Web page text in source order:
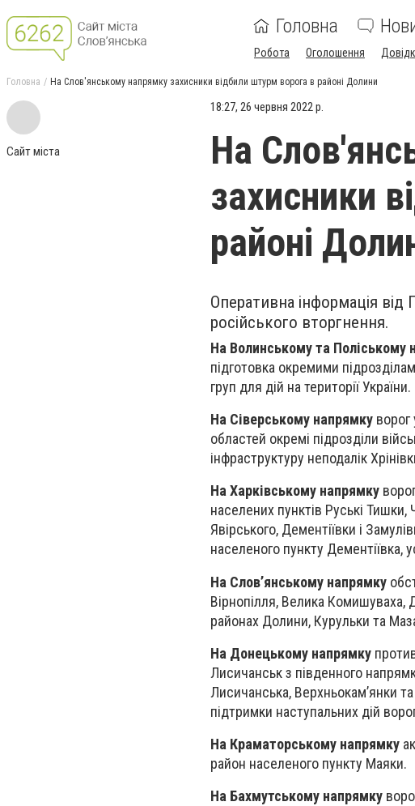
Головна
Робота Оголошення
Головна На Слов'янському напрямку захисники відбили штурм ворога в районі Долини
Сайт міста
18:27, 26 червня 2022 р.
На
захисники
районі
Оперативна інформація
російського вторгнення.
На Волинському та Поліському
підготовка окремими
груп для дій на території України.
На Сіверському напрямку ворог
областей окремі підрозділи
інфраструктуру неподалік
На Харківському напрямку
населених пунктів Руські Тишки,
Явірського, Дементіївки і
населеного пункту Дементіївка,
На Слов’янському напрямку
Вірнопілля, Велика Комишуваха,
районах Долини, Курульки та
На Донецькому напрямку
Лисичанськ з південного
Лисичанська, Верхньокам’янки
підтримки наступальних дій
На Краматорському напрямку
район населеного пункту Маяки.
На Бахмутському напрямку